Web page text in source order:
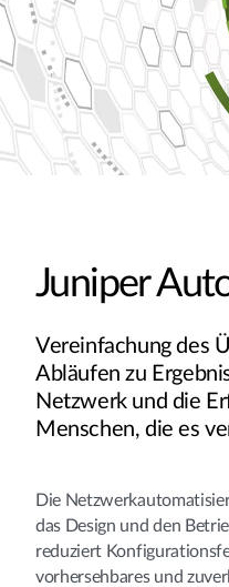
Juniper
Vereinfachung des
Abläufen zu
Netzwerk und die
Menschen, die es
Die
das Design und den
reduziert
vorhersehbares und